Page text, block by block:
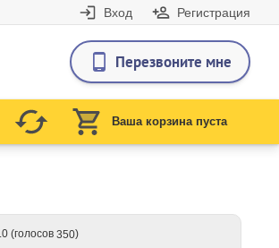
Вход Регистрация
Перезвоните мне
Ваша корзина пуста
(голосов 350)